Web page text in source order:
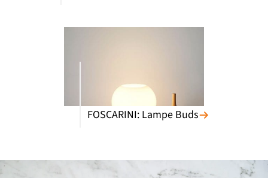
FOSCARINI: Lampe Buds